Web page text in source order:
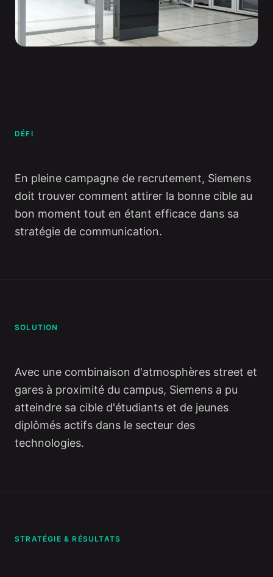
DÉFI
En pleine campagne de recrutement, Siemens
doit trouver comment attirer la bonne cible au
bon moment tout en étant efficace dans sa
stratégie de communication.
SOLUTION
Avec une combinaison d'atmosphères street et
gares à proximité du campus, Siemens a pu
atteindre sa cible d'étudiants et de jeunes
diplômés actifs dans le secteur des
technologies.
STRATÉGIE & RÉSULTATS